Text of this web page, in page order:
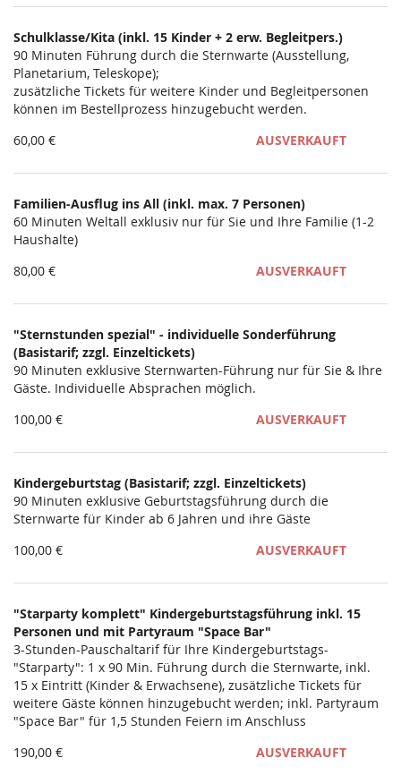
Produkte
Unkategorisierte
Produkte
Schulklasse/Kita (inkl. 15 Kinder + 2 erw. Begleitpers.)
90 Minuten Führung durch die Sternwarte (Ausstellung,
Planetarium, Teleskope);
zusätzliche Tickets für weitere Kinder und Begleitpersonen
können im Bestellprozess hinzugebucht werden.
60,00 €
AUSVERKAUFT
Familien-Ausflug ins All (inkl. max. 7 Personen)
60 Minuten Weltall exklusiv nur für Sie und Ihre Familie (1-2
Haushalte)
80,00 €
AUSVERKAUFT
"Sternstunden spezial" - individuelle Sonderführung
(Basistarif; zzgl. Einzeltickets)
90 Minuten exklusive Sternwarten-Führung nur für Sie & Ihre
Gäste. Individuelle Absprachen möglich.
100,00 €
AUSVERKAUFT
Kindergeburtstag (Basistarif; zzgl. Einzeltickets)
90 Minuten exklusive Geburtstagsführung durch die
Sternwarte für Kinder ab 6 Jahren und ihre Gäste
100,00 €
AUSVERKAUFT
"Starparty komplett" Kindergeburtstagsführung inkl. 15
Personen und mit Partyraum "Space Bar"
3-Stunden-Pauschaltarif für Ihre Kindergeburtstags-
"Starparty": 1 x 90 Min. Führung durch die Sternwarte, inkl.
15 x Eintritt (Kinder & Erwachsene), zusätzliche Tickets für
weitere Gäste können hinzugebucht werden; inkl. Partyraum
"Space Bar" für 1,5 Stunden Feiern im Anschluss
190,00 €
AUSVERKAUFT